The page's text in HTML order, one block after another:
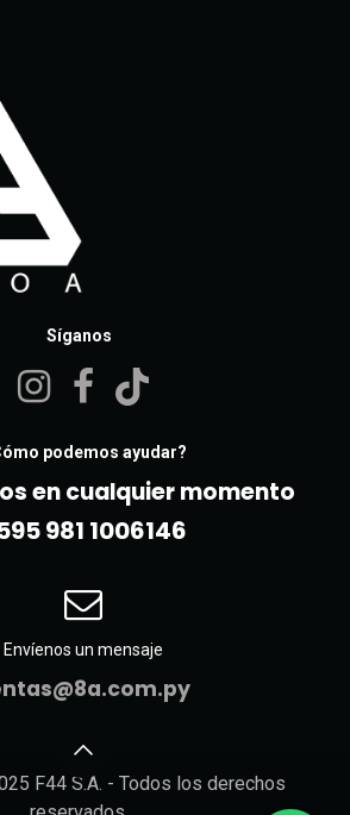
Síganos
podemos ayudar?
en cualquier momento
981 10061​46
Envíenos un mensaje
F44 S.A. - Todos los derechos